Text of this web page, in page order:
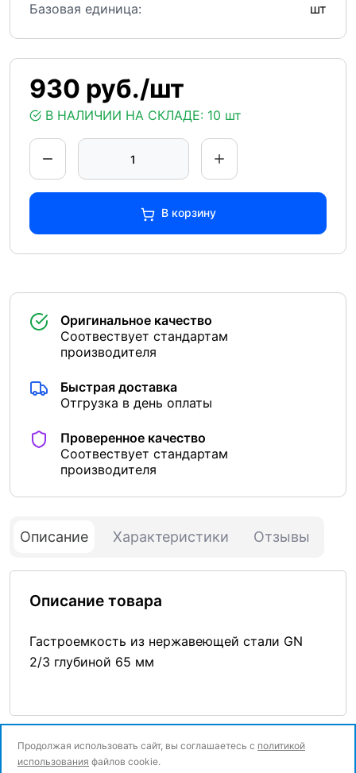
930 руб./шт
В НАЛИЧИИ НА СКЛАДЕ: 10 шт
В корзину
Базовая единица:
шт
Оригинальное качество
Соотвествует стандартам
производителя
Быстрая доставка
Отгрузка в день оплаты
Проверенное качество
Соотвествует стандартам
производителя
Описание Характеристики Отзывы
Описание товара
Гастроемкость из нержавеющей стали GN
2/3 глубиной 65 мм
Продолжая использовать сайт, вы соглашаетесь с политикой
использования файлов cookie.